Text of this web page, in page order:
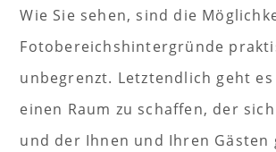
Wie Sie sehen, sind die
Fotobereichshintergründe
unbegrenzt. Letztendlich geht
einen Raum zu schaffen, der
und der Ihnen und Ihren Gästen